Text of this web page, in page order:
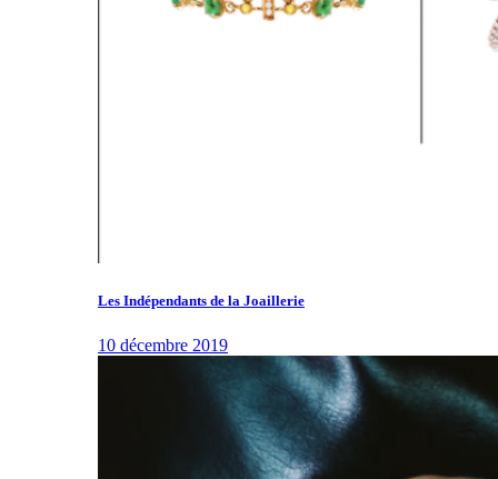
Les Indépendants de la Joaillerie
10 décembre 2019